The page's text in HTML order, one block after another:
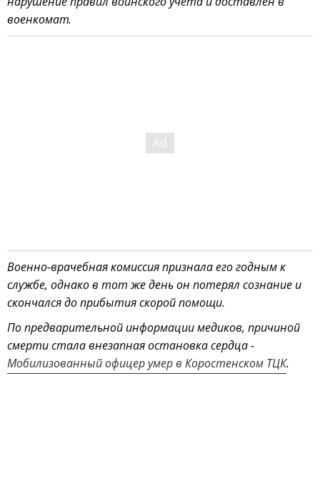
военкомат.
Военно-врачебная комиссия признала его годным к
службе, однако в тот же день он потерял сознание и
скончался до прибытия скорой помощи.
По предварительной информации медиков, причиной
смерти стала внезапная остановка сердца -
Мобилизованный офицер умер в Коростенском ТЦК.